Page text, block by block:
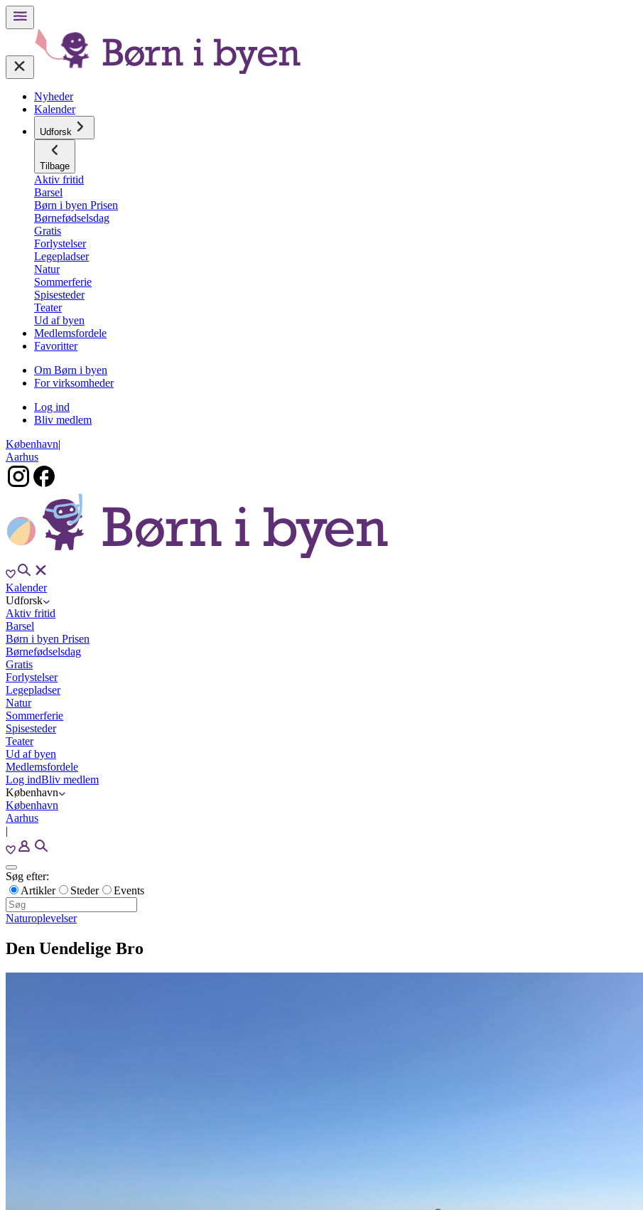
Nyheder
Kalender
Udforsk
Tilbage
Aktiv fritid
Barsel
Børn i byen Prisen
Børnefødselsdag
Gratis
Forlystelser
Legepladser
Natur
Sommerferie
Spisesteder
Teater
Ud af byen
Medlemsfordele
Favoritter
Om Børn i byen
For virksomheder
Log ind
Bliv medlem
København|
Aarhus
Kalender
Udforsk
Aktiv fritid
Barsel
Børn i byen Prisen
Børnefødselsdag
Gratis
Forlystelser
Legepladser
Natur
Sommerferie
Spisesteder
Teater
Ud af byen
Medlemsfordele
Log indBliv medlem
København
København
Aarhus
|
Søg efter:
Artikler
Steder Events
Naturoplevelser
Den Uendelige Bro